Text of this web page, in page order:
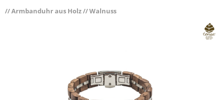
// Armbanduhr aus Holz // Walnuss